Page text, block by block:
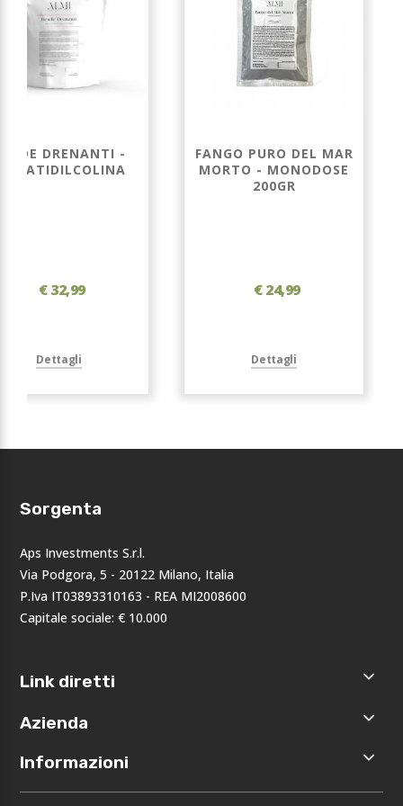
DRENANTI -
€ 32,99
Dettagli
FANGO PURO DEL MAR
MORTO - MONODOSE
200GR
€ 24,99
Dettagli
Sorgenta
Aps Investments S.r.l.
Via Podgora, 5 - 20122 Milano, Italia
P.Iva IT03893310163 - REA MI2008600
Capitale sociale: € 10.000
Link diretti
Home
Accedi
Registrati
Azienda
Chi siamo
I nostri
Informazioni
Privacy